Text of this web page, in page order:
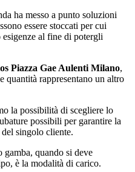
ha messo a punto soluzioni
essere stoccati per cui
al fine di potergli
Piazza Gae Aulenti Milano,
quantità rappresentano un altro
la possibilità di scegliere lo
possibili per garantire la
singolo cliente.
gamba, quando si deve
è la modalità di carico.